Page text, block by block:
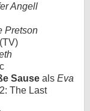
Angell
Pretson
Sause als Eva
The Last